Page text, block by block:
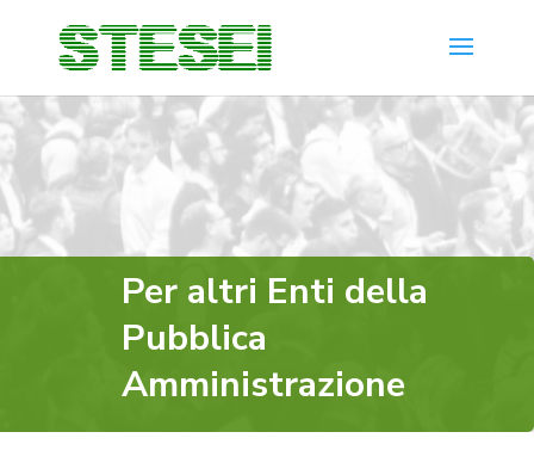
Per altri Enti della
Pubblica
Amministrazione